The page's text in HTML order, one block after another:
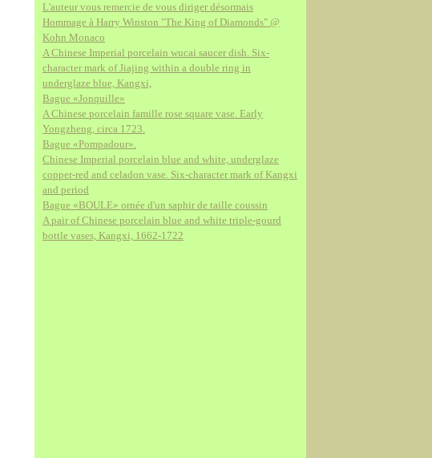
L'auteur vous remercie de vous diriger désormais
Hommage à Harry Winston "The King of Diamonds" @
Kohn Monaco
A Chinese Imperial porcelain wucai saucer dish. Six-
character mark of Jiajing within a double ring in
underglaze blue, Kangxi,
Bague «Jonquille»
A Chinese porcelain famille rose square vase. Early
Yongzheng, circa 1723.
Bague «Pompadour».
Chinese Imperial porcelain blue and white, underglaze
copper-red and celadon vase. Six-character mark of Kangxi
and period
Bague «BOULE» ornée d'un saphir de taille coussin
A pair of Chinese porcelain blue and white triple-gourd
bottle vases, Kangxi, 1662-1722